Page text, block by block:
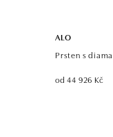
ALO
Prsten s
od 44 926 Kč